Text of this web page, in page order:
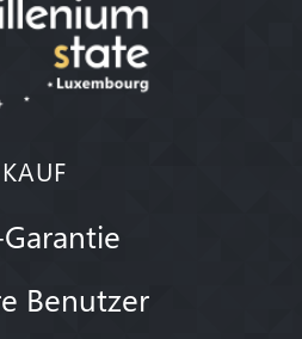
KAUF
Benutzer